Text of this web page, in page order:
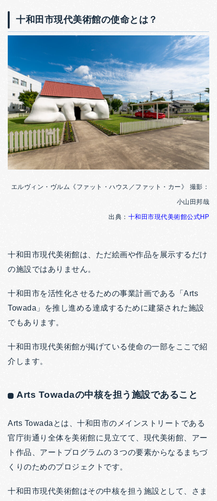
十和田市現代美術館の使命とは？
エルヴィン・ヴルム《ファット・ハウス／ファット・カー》 撮影：
小山田邦哉
出典： 十和田市現代美術館公式HP
十和田市現代美術館は、ただ絵画や作品を展示するだけ
の施設ではありません。
十和田市を活性化させるための事業計画である「Arts
Towada」を推し進める達成するために建築された施設
でもあります。
十和田市現代美術館が掲げている使命の一部をここで紹
介します。
Arts Towadaの中核を担う施設であること
Arts Towadaとは、十和田市のメインストリートである
官庁街通り全体を美術館に見立てて、現代美術館、アー
ト作品、アートプログラムの３つの要素からなるまちづ
くりのためのプロジェクトです。
十和田市現代美術館はその中核を担う施設として、さま